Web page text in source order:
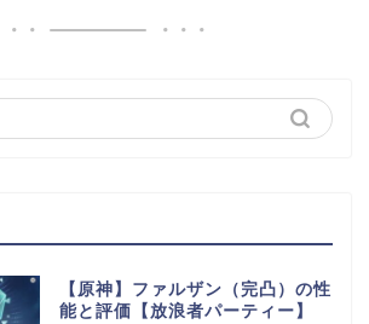
【原神】ファルザン（完凸）の性
能と評価【放浪者パーティー】